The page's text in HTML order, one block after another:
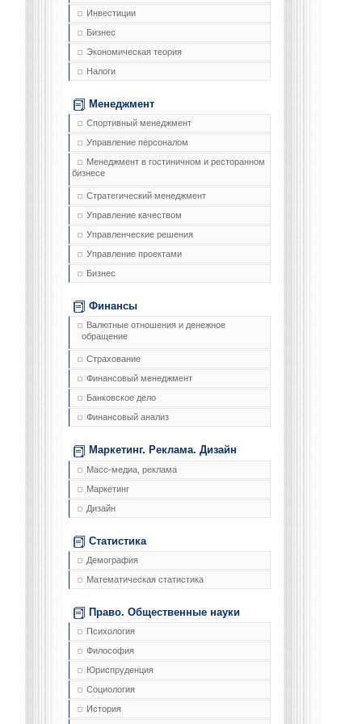
Инвестиции
Бизнес
Экономическая теория
Налоги
Менеджмент
Спортивный менеджмент
Управление персоналом
Менеджмент в гостиничном и ресторанном
бизнесе
Стратегический менеджмент
Управление качеством
Управленческие решения
Управление проектами
Бизнес
Финансы
Валютные отношения и денежное
обращение
Страхование
Финансовый менеджмент
Банковское дело
Финансовый анализ
Маркетинг. Реклама. Дизайн
Масс-медиа, реклама
Маркетинг
Дизайн
Статистика
Демография
Математическая статистика
Право. Общественные науки
Психология
Философия
Юриспруденция
Социология
История